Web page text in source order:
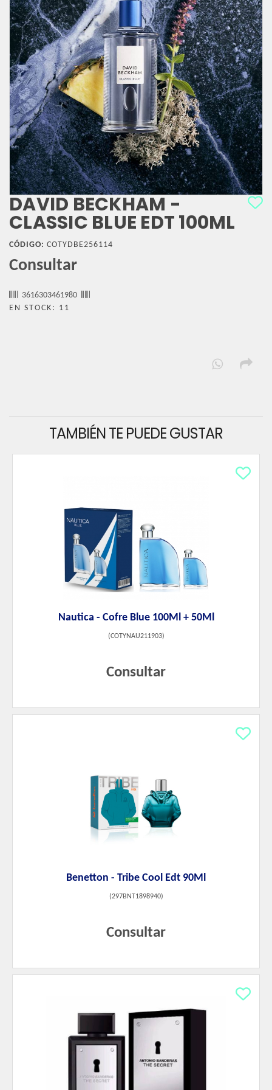
DAVID BECKHAM -
CLASSIC BLUE EDT 100ML
CÓDIGO: COTYDBE256114
Consultar
3616303461980
EN STOCK: 11
TAMBIÉN TE PUEDE GUSTAR
Nautica - Cofre Blue 100Ml + 50Ml
(COTYNAU211903)
Consultar
Benetton - Tribe Cool Edt 90Ml
(297BNT1898940)
Consultar